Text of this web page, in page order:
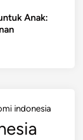
Anak:
indonesia